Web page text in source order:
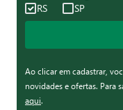
RS SP
Ao clicar em cadastrar,
novidades e ofertas. Para
aqui.